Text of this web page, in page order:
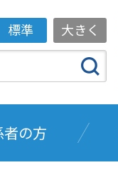
標準 大きく
の方